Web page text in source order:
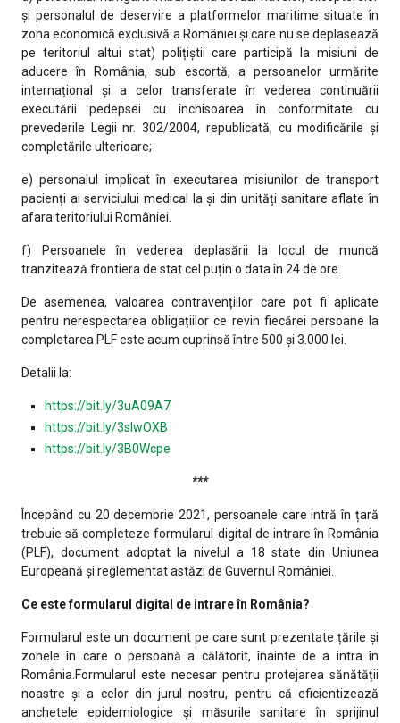
și personalul de deservire a platformelor maritime situate în
zona economică exclusivă a României și care nu se deplasează
pe teritoriul altui stat) polițiștii care participă la misiuni de
aducere în România, sub escortă, a persoanelor urmărite
internațional și a celor transferate în vederea continuării
executării pedepsei cu închisoarea în conformitate cu
prevederile Legii nr. 302/2004, republicată, cu modificările și
completările ulterioare;
e) personalul implicat în executarea misiunilor de transport
pacienți ai serviciului medical la și din unități sanitare aflate în
afara teritoriului României.
f) Persoanele în vederea deplasării la locul de muncă
tranzitează frontiera de stat cel puțin o data în 24 de ore.
De asemenea, valoarea contravențiilor care pot fi aplicate
pentru nerespectarea obligațiilor ce revin fiecărei persoane la
completarea PLF este acum cuprinsă între 500 și 3.000 lei.
Detalii la:
https://bit.ly/3uA09A7
https://bit.ly/3slwOXB
https://bit.ly/3B0Wcpe
***
Începând cu 20 decembrie 2021, persoanele care intră în țară
trebuie să completeze formularul digital de intrare în România
(PLF), document adoptat la nivelul a 18 state din Uniunea
Europeană și reglementat astăzi de Guvernul României.
Ce este formularul digital de intrare în România?
Formularul este un document pe care sunt prezentate țările și
zonele în care o persoană a călătorit, înainte de a intra în
România.Formularul este necesar pentru protejarea sănătății
noastre și a celor din jurul nostru, pentru că eficientizează
anchetele epidemiologice și măsurile sanitare în sprijinul